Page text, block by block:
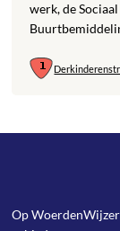
werk, de
Op